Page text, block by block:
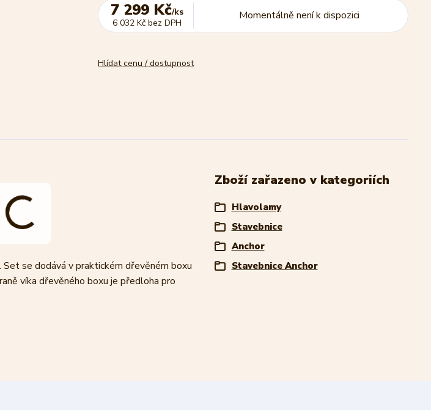
7 299 Kč/ks
6 032 Kč bez DPH
Momentálně není k dispozici
Hlídat cenu / dostupnost
se dodává v praktickém dřevěném boxu
víka dřevěného boxu je předloha pro
Zboží zařazeno v kategoriích
Hlavolamy
Stavebnice
Anchor
Stavebnice Anchor